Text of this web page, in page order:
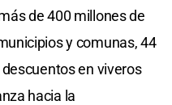
de 400 millones de
y comunas, 44
en viveros
hacia la